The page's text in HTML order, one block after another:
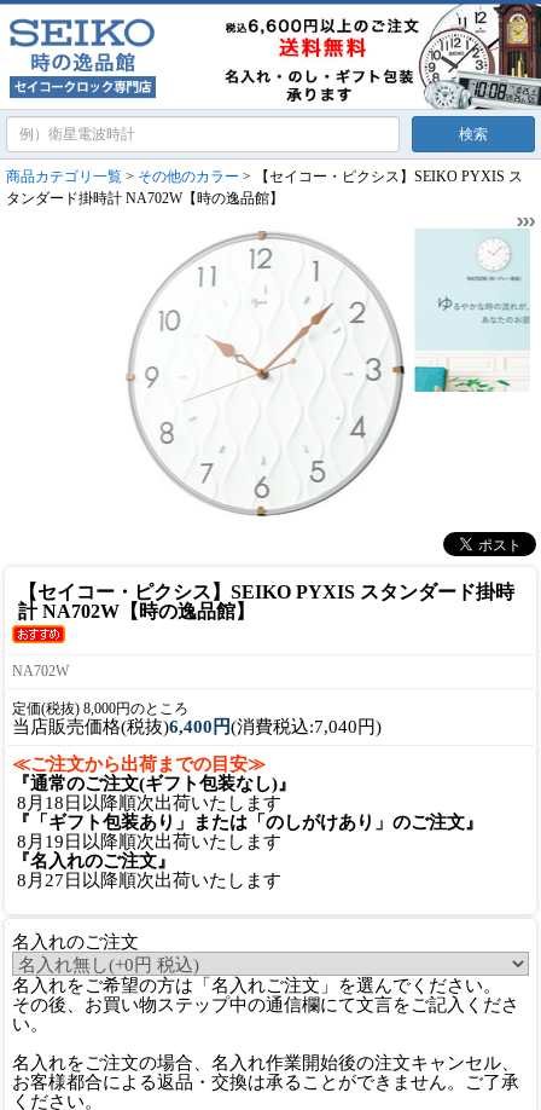
商品カテゴリ一覧 > その他のカラー > 【セイコー・ピクシス】SEIKO PYXIS ス
タンダード掛時計 NA702W【時の逸品館】
【セイコー・ピクシス】SEIKO PYXIS スタンダード掛時
計 NA702W【時の逸品館】
NA702W
定価(税抜) 8,000円のところ
当店販売価格(税抜)6,400円(消費税込:7,040円)
≪ご注文から出荷までの目安≫
『通常のご注文(ギフト包装なし)』
8月18日以降順次出荷いたします
『「ギフト包装あり」または「のしがけあり」のご注文』
8月19日以降順次出荷いたします
『名入れのご注文』
8月27日以降順次出荷いたします
名入れのご注文
名入れをご希望の方は「名入れご注文」を選んでください。
その後、お買い物ステップ中の通信欄にて文言をご記入くださ
い。
名入れをご注文の場合、名入れ作業開始後の注文キャンセル、
お客様都合による返品・交換は承ることができません。ご了承
ください。